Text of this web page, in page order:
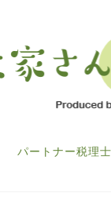
パートナー税理士